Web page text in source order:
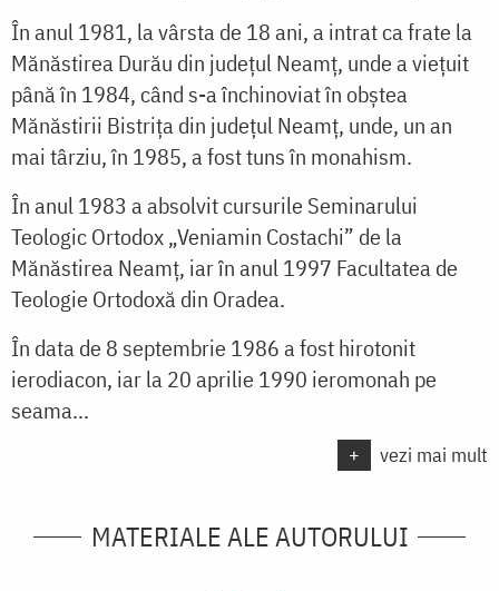
În anul 1981, la vârsta de 18 ani, a intrat ca frate la
Mănăstirea Durău din județul Neamț, unde a viețuit
până în 1984, când s-a închinoviat în obștea
Mănăstirii Bistrița din județul Neamț, unde, un an
mai târziu, în 1985, a fost tuns în monahism.
În anul 1983 a absolvit cursurile Seminarului
Teologic Ortodox „Veniamin Costachi” de la
Mănăstirea Neamț, iar în anul 1997 Facultatea de
Teologie Ortodoxă din Oradea.
În data de 8 septembrie 1986 a fost hirotonit
ierodiacon, iar la 20 aprilie 1990 ieromonah pe
seama...
+ vezi mai mult
MATERIALE ALE AUTORULUI